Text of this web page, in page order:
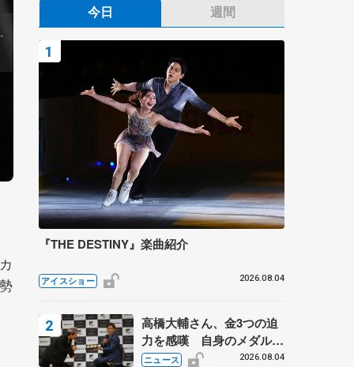
今日 週間
『THE DESTINY』楽曲紹介
アイスショー 2026.08.04
高橋大輔さん、金3つの迫
力を感嘆 自身のメダルは
「どちらに？」 〝リス兄
ニュース 2026.08.04